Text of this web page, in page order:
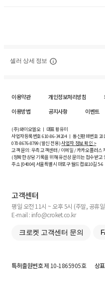
셀러 상세 정보
이용약관 개인정보처리방침
이용방법
공지사항 이벤트
(주)와이오엘오 ㅣ 대표 황유미
사업자등록번호610-86-34204ㅣ 통신판매번호
070-8676-8799 (발신 전용)사업자 정보 확인 >
고객 문의: 우측 고객센터 / 이메일 / 카카오플러스
(정확한 상담 기록을 위해 유선상 문의는 접수받고
주소 [04004] 서울특별시 마포구 월드컵로10길5-6
고객센터
평일 오전 11시 ~ 오후 5시 (주말, 공휴
E-mail : info@croket.co.kr
크로켓 고객센터 문의
특허출원번호제 10-1865905호 상